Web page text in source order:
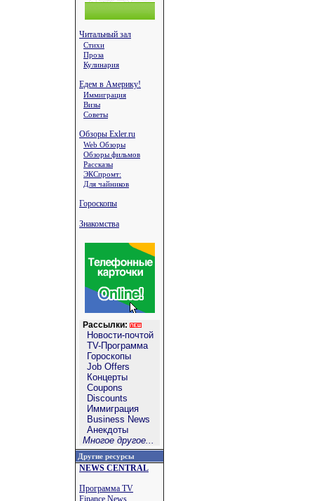
Читальный зал
Стихи
Проза
Кулинария
Едем в Америку!
Иммиграция
Визы
Советы
Обзоры Exler.ru
Web Обзоры
Обзоры фильмов
Рассказы
ЭКСпромт:
Для чайников
Гороскопы
Знакомства
Рассылки:
Новости-почтой
TV-Программа
Гороскопы
Job Offers
Концерты
Coupons
Discounts
Иммиграция
Business News
Анекдоты
Многое другое...
Другие ресурсы
NEWS CENTRAL
Программа TV
Finance News